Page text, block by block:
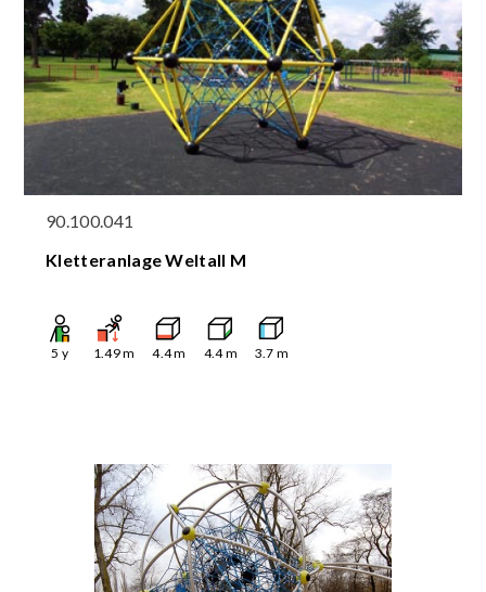
90.100.041
Kletteranlage Weltall M
5 y 1.49m 4.4m 4.4m 3.7 m